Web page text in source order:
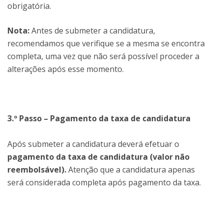
obrigatória.
Nota:Antes de submeter a candidatura,
recomendamos que verifique se a mesma se encontra
completa, uma vez que não será possível proceder a
alterações após esse momento.
3.º Passo – Pagamento da taxa de candidatura
Após submeter a candidatura deverá efetuar o
pagamento da taxa de candidatura (valor não
reembolsável).Atenção que a candidatura apenas
será considerada completa após pagamento da taxa.